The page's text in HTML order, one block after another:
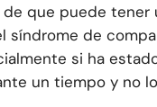
que puede tener
síndrome de
si ha
un tiempo y no